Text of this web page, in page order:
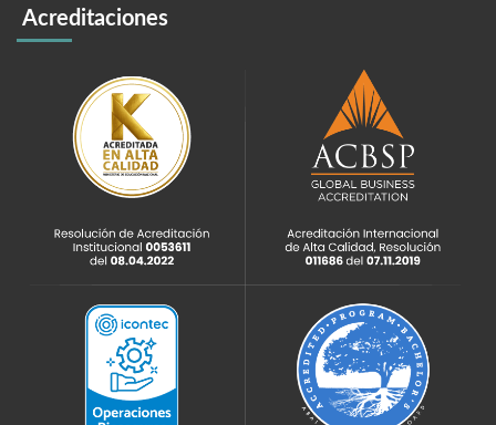
Acreditaciones